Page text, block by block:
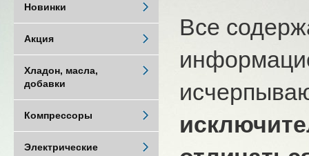
Все
Новинки
Акция
Хладон, масла,
добавки
Компрессоры
Электрические